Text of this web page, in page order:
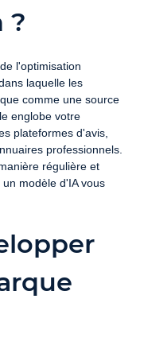
?
l'optimisation
laquelle les
comme une source
englobe votre
plateformes d'avis,
professionnels.
régulière et
modèle d'IA vous